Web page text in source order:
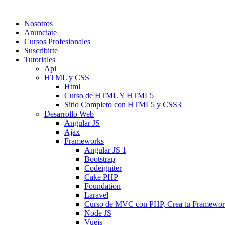
Nosotros
Anunciate
Cursos Profesionales
Suscribirte
Tutoriales
Api
HTML y CSS
Html
Curso de HTML Y HTML5
Sitio Completo con HTML5 y CSS3
Desarrollo Web
Angular JS
Ajax
Frameworks
Angular JS 1
Bootstrap
Codeigniter
Cake PHP
Foundation
Laravel
Curso de MVC con PHP, Crea tu
Node JS
Vuejs